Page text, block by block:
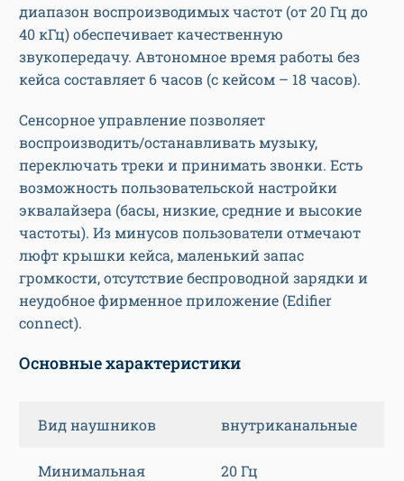
диапазон воспроизводимых частот (от 20 Гц до
40 кГц) обеспечивает качественную
звукопередачу. Автономное время работы без
кейса составляет 6 часов (с кейсом – 18 часов).
Сенсорное управление позволяет
воспроизводить/останавливать музыку,
переключать треки и принимать звонки. Есть
возможность пользовательской настройки
эквалайзера (басы, низкие, средние и высокие
частоты). Из минусов пользователи отмечают
люфт крышки кейса, маленький запас
громкости, отсутствие беспроводной зарядки и
неудобное фирменное приложение (Edifier
connect).
Основные характеристики
Вид наушников внутриканальные
Минимальная
20 Гц